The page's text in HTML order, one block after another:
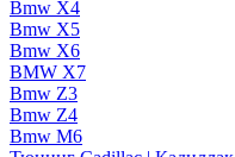
Bmw X4
Bmw X5
Bmw X6
BMW X7
Bmw Z3
Bmw Z4
Bmw М6